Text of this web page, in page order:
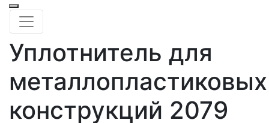
Уплотнитель для
металлопластиковых
конструкций 2079